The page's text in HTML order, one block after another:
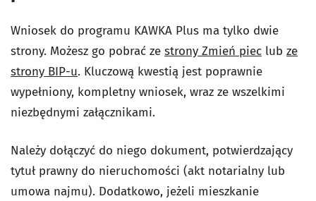
Wniosek do programu KAWKA Plus ma tylko dwie
strony. Możesz go pobrać ze strony Zmień piec lub ze
strony BIP-u. Kluczową kwestią jest poprawnie
wypełniony, kompletny wniosek, wraz ze wszelkimi
niezbędnymi załącznikami.
Należy dołączyć do niego dokument, potwierdzający
tytuł prawny do nieruchomości (akt notarialny lub
umowa najmu). Dodatkowo, jeżeli mieszkanie